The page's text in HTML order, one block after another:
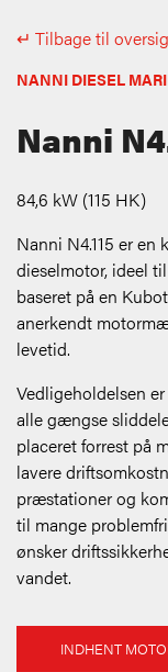
↵ Tilbage til
NANNI DIESEL
Nanni
84,6 kW (115 HK)
Nanni N4.115 er
dieselmotor, ideel
baseret på en
anerkendt
levetid.
Vedligeholdelsen
alle gængse
placeret forrest på
lavere
præstationer og
til mange
ønsker
vandet.
INDHENT